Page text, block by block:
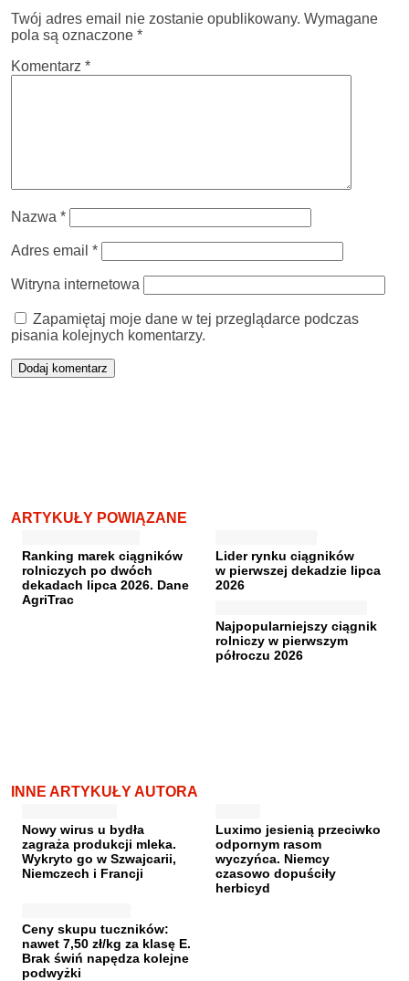
Twój adres email nie zostanie opublikowany. Wymagane
pola są oznaczone *
Komentarz *
Nazwa *
Adres email *
Witryna internetowa
Zapamiętaj moje dane w tej przeglądarce podczas
pisania kolejnych komentarzy.
ARTYKUŁY POWIĄZANE
Ranking marek ciągników
rolniczych po dwóch
dekadach lipca 2026. Dane
AgriTrac
Lider rynku ciągników
w pierwszej dekadzie lipca
2026
Najpopularniejszy ciągnik
rolniczy w pierwszym
półroczu 2026
INNE ARTYKUŁY AUTORA
Nowy wirus u bydła
zagraża produkcji mleka.
Wykryto go w Szwajcarii,
Niemczech i Francji
Luximo jesienią przeciwko
odpornym rasom
wyczyńca. Niemcy
czasowo dopuściły
herbicyd
Ceny skupu tuczników:
nawet 7,50 zł/kg za klasę E.
Brak świń napędza kolejne
podwyżki